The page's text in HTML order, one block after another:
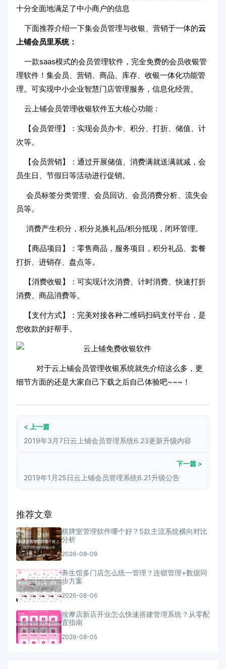
十分全面地满足了中小商户的信息
下面推荐介绍一下集会员管理与收银、营销于一体的云
上铺会员里系统：
一款saas模式的会员管理软件，完全免费的会员收银管
理软件！集会员、营销、商品、库存、收银一体化功能管
理。可实现中小企业智慧门店管理服务，信息化经营。
云上铺会员管理收银软件五大核心功能：
【会员管理】：实现会员办卡、积分、打折、储值、计
次等。
【会员营销】：通过开展储值、消费满就送满就减，会
员生日、节假日等活动进行促销。
会员标签分类管理、会员回访、会员消费分析、流失会
员等。
消费产生积分，积分兑换礼品/积分抵现，闭环管理。
【商品项目】：零售商品，服务项目，积分礼品、套餐
打折、进销存、盘点等。
【消费收银】：可实现计次消费、计时消费、快速打折
消费、商品消费等。
【支付方式】：完美对接各种二维码扫码支付平台，是
您收款的好帮手。
对于云上铺会员管理收银系统就先介绍这么多，更
细节方面的还是大家自己下载之后自己体验吧~~~！
< 上一篇
2019年3月7日云上铺会员管理系统6.23更新升级内容
下一篇 >
2019年1月25日云上铺会员管理系统6.21升级公告
推荐文章
棋牌室管理软件哪个好？5款主流系统横向对比
分析
2026-08-09
养生馆多门店怎么统一管理？连锁管理+数据同
步方案
2026-08-06
按摩店新店开业怎么快速搭建管理系统？从零配
置指南
2026-08-05